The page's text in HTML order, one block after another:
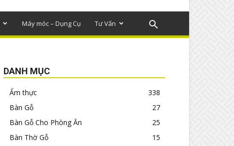
Máy móc – Dụng Cụ Tư Vấn
DANH MỤC
Ẩm thực
338
Bàn Gỗ
27
Bàn Gỗ Cho Phòng Ăn
25
Bàn Thờ Gỗ
15